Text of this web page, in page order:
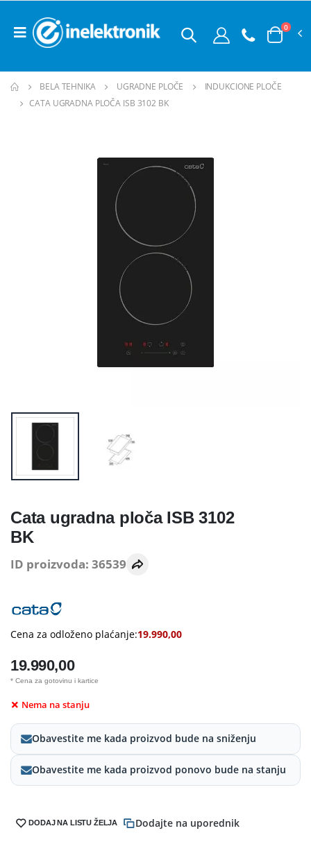
0
BELA TEHNIKA UGRADNE PLOČE
INDUKCIONE PLOČE
CATA UGRADNA PLOČA ISB 3102 BK
Cata ugradna ploča ISB 3102
BK
ID proizvoda: 36539
Cena za odloženo plaćanje:19.990,00
19.990,00
* Cena za gotovinu i kartice
Nema na stanju
Obavestite me kada proizvod bude na sniženju
Obavestite me kada proizvod ponovo bude na stanju
DODAJ NA LISTU ŽELJA Dodajte na uporednik